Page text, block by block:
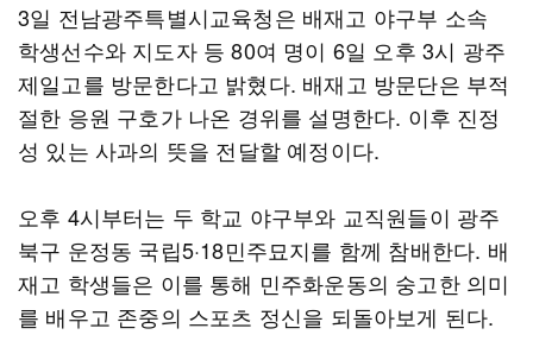
3일 전남광주특별시교육청은 배재고 야구부 소속
학생선수와 지도자 등 80여 명이 6일 오후 3시 광주
제일고를 방문한다고 밝혔다. 배재고 방문단은 부적
절한 응원 구호가 나온 경위를 설명한다. 이후 진정
성 있는 사과의 뜻을 전달할 예정이다.
오후 4시부터는 두 학교 야구부와 교직원들이 광주
북구 운정동 국립5·18민주묘지를 함께 참배한다. 배
재고 학생들은 이를 통해 민주화운동의 숭고한 의미
를 배우고 존중의 스포츠 정신을 되돌아보게 된다.